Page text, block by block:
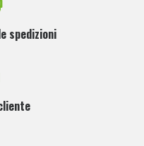
spedizioni